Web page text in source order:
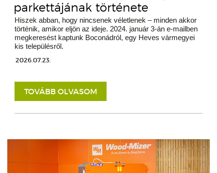
parkettájának története
Hiszek abban, hogy nincsenek véletlenek – minden akkor
történik, amikor eljön az ideje. 2024. január 3-án e-mailben
megkeresést kaptunk Boconádról, egy Heves vármegyei
kis településről.
2026.07.23.
TOVÁBB OLVASOM